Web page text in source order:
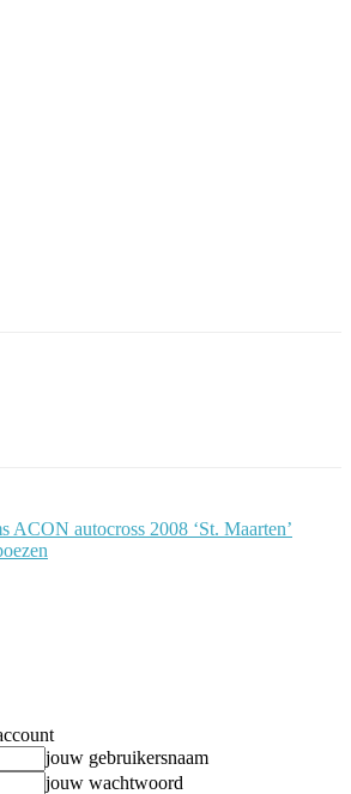
ACON autocross 2008 ‘St. Maarten’
jouw gebruikersnaam
jouw wachtwoord